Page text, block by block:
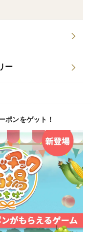
みが早いです！
せていただきおりま
り目視し丁寧に検品
む場合もあります。
をお願いいたしま
、受け付けません。
いいたします。
ー
ポンをゲット！